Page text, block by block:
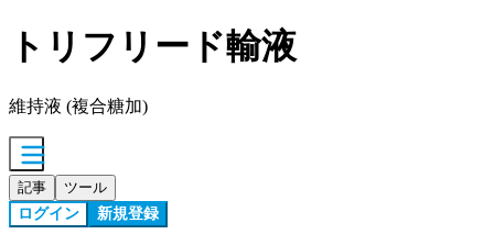
トリフリード輸液
維持液 (複合糖加)
記事 ツール
ログイン 新規登録